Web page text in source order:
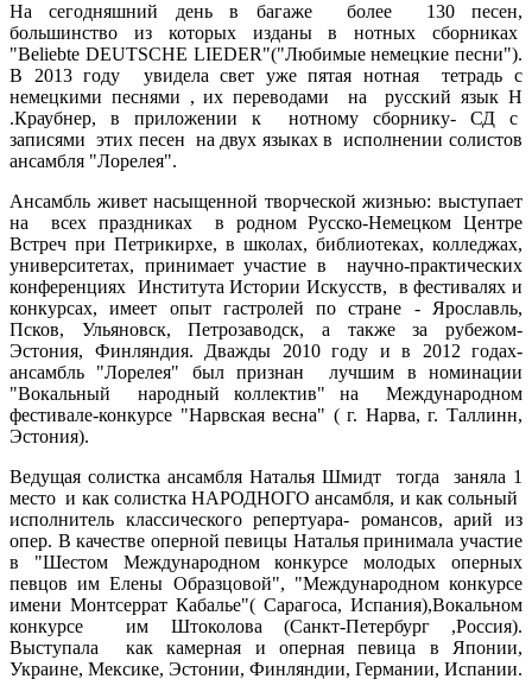
На сегодняшний день в багаже более 130 песен,
большинство из которых изданы в нотных сборниках
"Beliebte DEUTSCHE LIEDER"("Любимые немецкие песни").
В 2013 году увидела свет уже пятая нотная тетрадь с
немецкими песнями , их переводами на русский язык Н
.Краубнер, в приложении к нотному сборнику- СД с
записями этих песен на двух языках в исполнении солистов
ансамбля "Лорелея".
Ансамбль живет насыщенной творческой жизнью: выступает
на всех праздниках в родном Русско-Немецком Центре
Встреч при Петрикирхе, в школах, библиотеках, колледжах,
университетах, принимает участие в научно-практических
конференциях Института Истории Искусств, в фестивалях и
конкурсах, имеет опыт гастролей по стране - Ярославль,
Псков, Ульяновск, Петрозаводск, а также за рубежом-
Эстония, Финляндия. Дважды 2010 году и в 2012 годах-
ансамбль "Лорелея" был признан лучшим в номинации
"Вокальный народный коллектив" на Международном
фестивале-конкурсе "Нарвская весна" ( г. Нарва, г. Таллинн,
Эстония).
Ведущая солистка ансамбля Наталья Шмидт тогда заняла 1
место и как солистка НАРОДНОГО ансамбля, и как сольный
исполнитель классического репертуара- романсов, арий из
опер. В качестве оперной певицы Наталья принимала участие
в "Шестом Международном конкурсе молодых оперных
певцов им Елены Образцовой", "Международном конкурсе
имени Монтсеррат Кабалье"( Сарагоса, Испания),Вокальном
конкурсе им Штоколова (Санкт-Петербург ,Россия).
Выступала как камерная и оперная певица в Японии,
Украине, Мексике, Эстонии, Финляндии, Германии, Испании.